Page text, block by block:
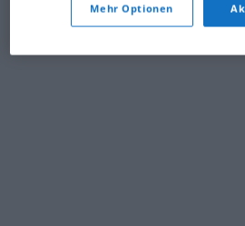
Mehr Optionen